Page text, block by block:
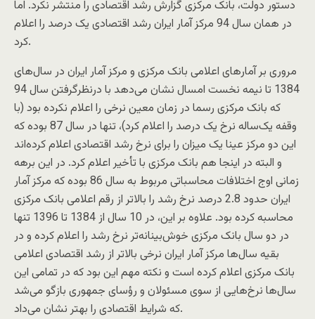
دستور دولت، بانک مرکزی گزارش رشد اقتصادی را منتشر نکرد. اما
در همان سال 94 مرکز آمار ایران رشد اقتصادی یک درصد را اعلام
کرد.
مروری بر آمارهای اعلامی بانک مرکزی و مرکز آمار ایران در سال‌های
1384 تا نیمه نخست امسال نشان می‌دهد با درنظرگرفتن سال 94
که بانک مرکزی رسما در زمان معین نرخی را اعلام نکرده بود (با
وقفه یک‌ساله نرخ یک‌ درصد را اعلام کرد)، تنها در سال 87 بوده که
این دو مرکز عینا یک میزان را برای نرخ رشد اقتصادی اعلام کرده‌اند
و البته در اینجا هم بانک مرکزی با تأخیر اعلام کرد. در این برهه
زمانی اوج اختلافات محاسباتی مربوط به سال 86 بوده که مرکز آمار
ایران حدود 2.8 درصد نرخ رشد را بالاتر از رقم اعلامی بانک مرکزی
محاسبه کرده بود. علاوه‌ بر این، در 10 سال از 1384 تا 1396 تنها
در دو سال بانک مرکزی خوش‌بینانه‌تر نرخ رشد را اعلام کرده و در
بقیه سال‌ها مرکز آمار ایران نرخی بالاتر از رشد اقتصادی اعلامی
بانک مرکزی اعلام کرده است و نکته مهم این بود که در تمامی این
سال‌ها نرخ‌هایی از سوی مسئولان و رؤسای جمهوری بازگو می‌شد
که شرایط اقتصادی را بهتر نشان می‌داد.